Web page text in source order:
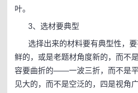
叶。
3、选材要典型
选择出来的材料要有典型性，要
鲜的，或是老题材角度新的，而不
容要曲折的——一波三折，而不是
见大的，而不是空泛的，四是视角